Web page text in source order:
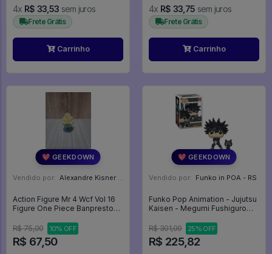
4x R$ 33,53 sem juros
Frete Grátis
Carrinho
4x R$ 33,75 sem juros
Frete Grátis
Carrinho
💖 GEEKDOWN
Vendido por: Alexandre Kisner - PR
Action Figure Mr 4 Wcf Vol 16
Figure One Piece Banpresto
R$ 75,00
10% OFF
R$ 67,50
💖 GEEKDOWN
Vendido por: Funko in POA - RS
Funko Pop Animation - Jujutsu
Kaisen - Megumi Fushiguro
Animation #1112
R$ 301,09 25% OFF
R$ 225,82